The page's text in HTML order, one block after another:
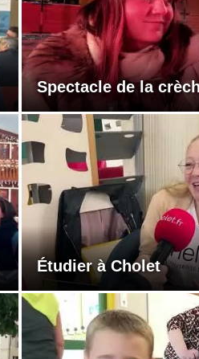
Spectacle de la
Étudier à Cholet